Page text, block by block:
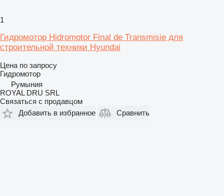
1
Гидромотор Hidromotor Final de Transmisie для
строительной техники Hyundai
Цена по запросу
Гидромотор
Румыния
ROYAL DRU SRL
Связаться с продавцом
Добавить в избранное
Сравнить